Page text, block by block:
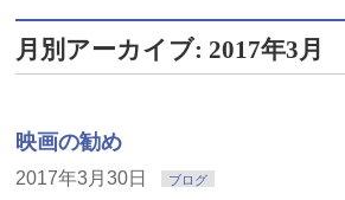
月別アーカイブ: 2017年3月
映画の勧め
2017年3月30日 ブログ